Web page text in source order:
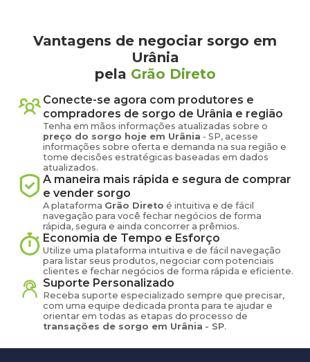
Vantagens de negociar sorgo em
Urânia
pela Grão Direto
Conecte-se agora com produtores e
compradores de sorgo de Urânia e região
Tenha em mãos informações atualizadas sobre o
preço do sorgo hoje em Urânia - SP, acesse
informações sobre oferta e demanda na sua região e
tome decisões estratégicas baseadas em dados
atualizados.
A maneira mais rápida e segura de comprar
e vender sorgo
A plataforma Grão Direto é intuitiva e de fácil
navegação para você fechar negócios de forma
rápida, segura e ainda concorrer a prêmios.
Economia de Tempo e Esforço
Utilize uma plataforma intuitiva e de fácil navegação
para listar seus produtos, negociar com potenciais
clientes e fechar negócios de forma rápida e eficiente.
Suporte Personalizado
Receba suporte especializado sempre que precisar,
com uma equipe dedicada pronta para te ajudar e
orientar em todas as etapas do processo de
transações de sorgo em Urânia - SP.